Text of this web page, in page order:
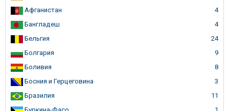
Афганистан
4
Бангладеш
4
Бельгия
24
Болгария
9
Боливия
8
Босния и Герцеговина
3
Бразилия
11